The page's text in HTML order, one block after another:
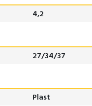
4,2
27/34/37
Plast